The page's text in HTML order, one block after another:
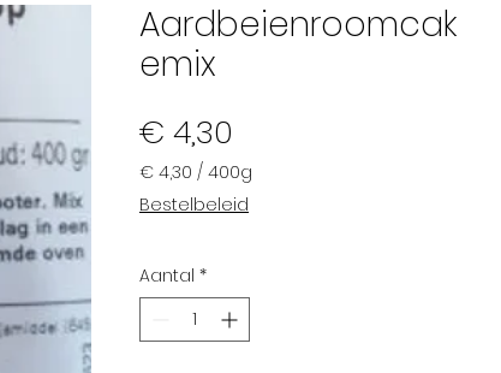
Aardbeienroomcak
emix
€ 4,30
€ 4,30 / 400g
€ 4,30
per
Gram
Bestelbeleid
Aantal *